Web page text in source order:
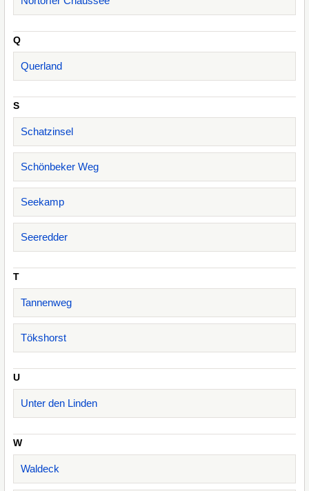
Q
Querland
S
Schatzinsel
Schönbeker Weg
Seekamp
Seeredder
T
Tannenweg
Tökshorst
U
Unter den Linden
W
Waldeck